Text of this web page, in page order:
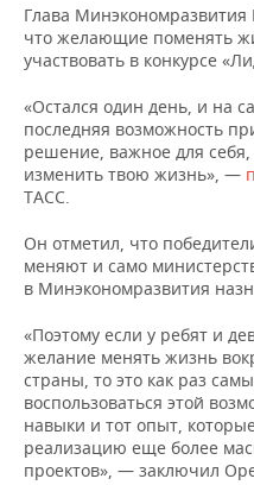
КОРОЛИ ГОСЗАКАЗА
КОМУ ПРИНАДЛЕЖАТ
ТОРГОВЫЕ ЦЕНТРЫ
ТАТАРСТАНА
ФИНАНСЫ
БЮДЖЕТ
ИНВЕСТИЦИИ
НОВОСТИ
ПРОМЫШЛЕННОСТИ
АГРОПРОМ
МАШИНОСТРОЕНИЕ
НЕФТЕХИМИЯ
НЕФТЬ
ЭНЕРГЕТИКА
НЕДВИЖИМОСТЬ
НОВОСТИ АВТО
БИЗНЕС
НОВОСТИ БИЗНЕСА
РОЗНИЧНАЯ ТОРГОВЛЯ
ТРАНСПОРТ
УСЛУГИ
ТЕХНОЛОГИИ
НОВОСТИ ТЕХНОЛОГИЙ
IT
МЕДИА
ТЕЛЕКОММУНИКАЦИИ
МЕРОПРИЯТИЯ
НОВОСТИ
ВЫЕЗДНАЯ РЕДАКЦИЯ
БИЗНЕС-БРАНЧИ
ONLINE-КОНФЕРЕНЦИИ
СПОРТ
НОВОСТИ СПОРТА
ФУТБОЛ
ХОККЕЙ
ОБЩЕСТВО
НОВОСТИ ОБЩЕСТВА
ВЛАСТЬ
ФОТОГАЛЕРЕЯ
СЮЖЕТЫ
Глава
что желающие поменять
участвовать в конкурсе
«Остался один день, и на
последняя возможность
решение, важное для
изменить твою жизнь», —
ТАСС.
Он отметил, что
меняют и само
в Минэкономразвития
«Поэтому если у ребят и
желание менять жизнь
страны, то это как раз
воспользоваться этой
навыки и тот опыт,
реализацию еще более
проектов», — заключил